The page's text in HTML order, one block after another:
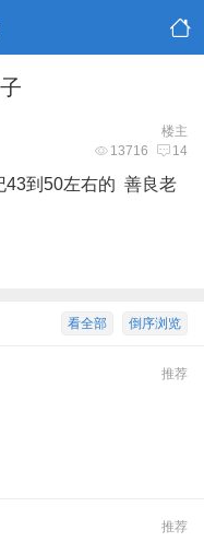
楼主
13716 14
43到50左右的 善良老
倒序浏览
看全部
推荐
推荐